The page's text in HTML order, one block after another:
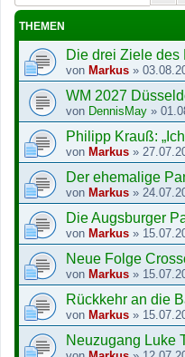
THEMEN
Die drei Ziele des
von Markus »
WM 2027
von DennisMay »
Philipp Krauß:
von Markus »
Der ehemalige
von Markus »
Die Augsburger
von Markus »
Neue Folge
von Markus »
Rückkehr an die
von Markus »
Neuzugang Luke